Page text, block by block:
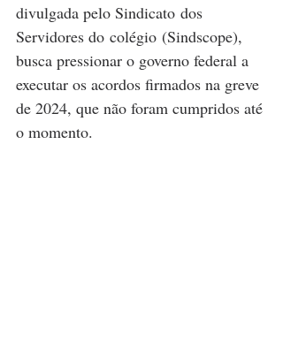
divulgada pelo Sindicato dos
Servidores do colégio (Sindscope),
busca pressionar o governo federal a
executar os acordos firmados na greve
de 2024, que não foram cumpridos até
o momento.